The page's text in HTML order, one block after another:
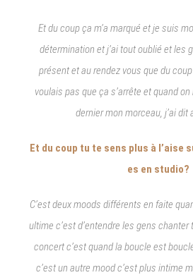
Et du coup ça m’a marqué et je suis
détermination et j’ai tout oublié et les
présent et au rendez vous que du
voulais pas que ça s’arrête et quand on
dernier mon morceau, j’ai dit
Et du coup tu te sens plus à l’aise
es en studio?
C’est deux moods différents en faite
ultime c’est d’entendre les gens
concert c’est quand la boucle est
c’est un autre mood c’est plus intime